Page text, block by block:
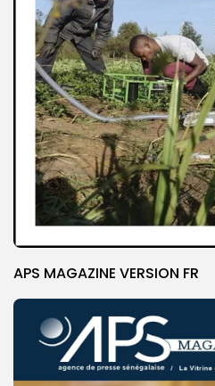
APS MAGAZINE VERSION FR